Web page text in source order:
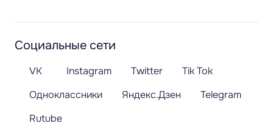
Социальные сети
VK Instagram Twitter
Tik Tok
Одноклассники
Яндекс.Дзен
Telegram
Rutube